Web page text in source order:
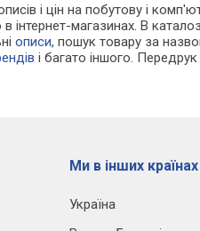
і цін на побутову і
інтернет-магазинах. В
описи, пошук товару за
і багато іншого.
Ми в інших країнах
Україна